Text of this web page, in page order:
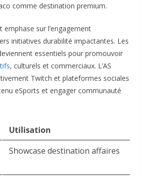
comme destination premium.​
emphase sur l’engagement
initiatives durabilité impactantes. Les
essentiels pour promouvoir
, culturels et commerciaux. L’AS
Twitch et plateformes sociales
eSports et engager communauté
Utilisation
Showcase destination affaires ​